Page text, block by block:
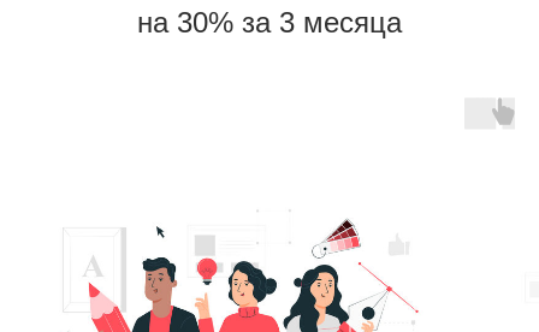
на 30% за 3 месяца